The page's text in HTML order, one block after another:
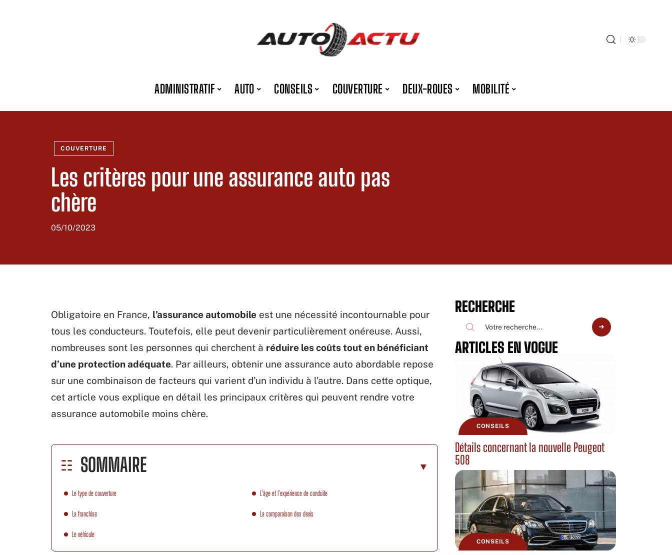
ADMINISTRATIF AUTO CONSEILS COUVERTURE DEUX-ROUES MOBILITÉ
COUVERTURE
Les critères pour une assurance auto pas
chère
05/10/2023
Obligatoire en France, l’assurance automobile est une nécessité incontournable pour
tous les conducteurs. Toutefois, elle peut devenir particulièrement onéreuse. Aussi,
nombreuses sont les personnes qui cherchent à réduire les coûts tout en bénéficiant
d’une protection adéquate. Par ailleurs, obtenir une assurance auto abordable repose
sur une combinaison de facteurs qui varient d’un individu à l’autre. Dans cette optique,
cet article vous explique en détail les principaux critères qui peuvent rendre votre
assurance automobile moins chère.
SOMMAIRE
Le type de couverture
La franchise
Le véhicule
L’âge et l’expérience de conduite
La comparaison des devis
RECHERCHE
ARTICLES EN VOGUE
CONSEILS
Détails concernant la nouvelle Peugeot
508
CONSEILS